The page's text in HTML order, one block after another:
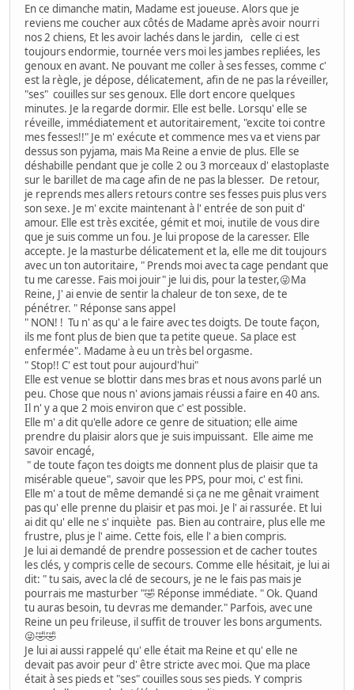
En ce dimanche matin, Madame est joueuse. Alors que je
reviens me coucher aux côtés de Madame après avoir nourri
nos 2 chiens, Et les avoir lachés dans le jardin, celle ci est
toujours endormie, tournée vers moi les jambes repliées, les
genoux en avant. Ne pouvant me coller à ses fesses, comme c'
est la règle, je dépose, délicatement, afin de ne pas la réveiller,
"ses" couilles sur ses genoux. Elle dort encore quelques
minutes. Je la regarde dormir. Elle est belle. Lorsqu' elle se
réveille, immédiatement et autoritairement, "excite toi contre
mes fesses!!" Je m' exécute et commence mes va et viens par
dessus son pyjama, mais Ma Reine a envie de plus. Elle se
déshabille pendant que je colle 2 ou 3 morceaux d' elastoplaste
sur le barillet de ma cage afin de ne pas la blesser. De retour,
je reprends mes allers retours contre ses fesses puis plus vers
son sexe. Je m' excite maintenant à l' entrée de son puit d'
amour. Elle est très excitée, gémit et moi, inutile de vous dire
que je suis comme un fou. Je lui propose de la caresser. Elle
accepte. Je la masturbe délicatement et la, elle me dit toujours
avec un ton autoritaire, " Prends moi avec ta cage pendant que
tu me caresse. Fais moi jouir" je lui dis, pour la tester,😜Ma
Reine, J' ai envie de sentir la chaleur de ton sexe, de te
pénétrer. " Réponse sans appel
" NON! ! Tu n' as qu' a le faire avec tes doigts. De toute façon,
ils me font plus de bien que ta petite queue. Sa place est
enfermée". Madame à eu un très bel orgasme.
" Stop!! C' est tout pour aujourd'hui"
Elle est venue se blottir dans mes bras et nous avons parlé un
peu. Chose que nous n' avions jamais réussi a faire en 40 ans.
Il n' y a que 2 mois environ que c' est possible.
Elle m' a dit qu'elle adore ce genre de situation; elle aime
prendre du plaisir alors que je suis impuissant. Elle aime me
savoir encagé,
" de toute façon tes doigts me donnent plus de plaisir que ta
misérable queue", savoir que les PPS, pour moi, c' est fini.
Elle m' a tout de même demandé si ça ne me gênait vraiment
pas qu' elle prenne du plaisir et pas moi. Je l' ai rassurée. Et lui
ai dit qu' elle ne s' inquiète pas. Bien au contraire, plus elle me
frustre, plus je l' aime. Cette fois, elle l' a bien compris.
Je lui ai demandé de prendre possession et de cacher toutes
les clés, y compris celle de secours. Comme elle hésitait, je lui ai
dit: " tu sais, avec la clé de secours, je ne le fais pas mais je
pourrais me masturber "🤣 Réponse immédiate. " Ok. Quand
tu auras besoin, tu devras me demander." Parfois, avec une
Reine un peu frileuse, il suffit de trouver les bons arguments.
😜🤣🤣
Je lui ai aussi rappelé qu' elle était ma Reine et qu' elle ne
devait pas avoir peur d' être stricte avec moi. Que ma place
était à ses pieds et "ses" couilles sous ses pieds. Y compris